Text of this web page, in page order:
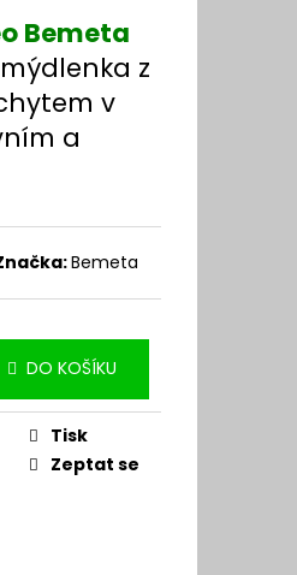
Bemeta
z
v
a
Bemeta
DO KOŠÍKU
Tisk
Zeptat se